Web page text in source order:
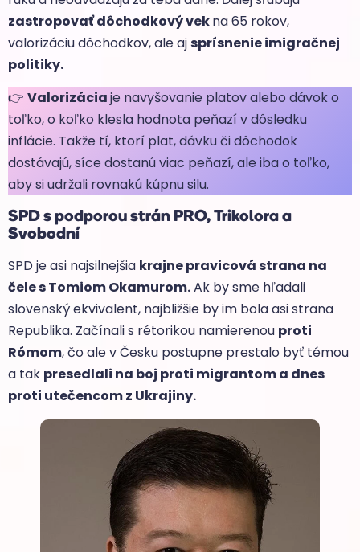
zastropovať dôchodkový vekna 65 rokov,
valorizáciu dôchodkov, ale ajsprísnenie imigračnej
politiky.
👉 Valorizáciaje navyšovanie platov alebo dávok o
toľko, o koľko klesla hodnota peňazí v dôsledku
inflácie. Takže tí, ktorí plat, dávku či dôchodok
dostávajú, síce dostanú viac peňazí, ale iba o toľko,
aby si udržali rovnakú kúpnu silu.
SPD s podporou strán PRO, Trikolora a
Svobodní
SPD je asi najsilnejšia krajne pravicová strana na
čele s Tomiom Okamurom.Ak by sme hľadali
slovenský ekvivalent, najbližšie by im bola asi strana
Republika. Začínali s rétorikou namierenou proti
Rómom, čo ale v Česku postupne prestalo byť témou
a tak presedlali na boj proti migrantom a dnes
proti utečencom z Ukrajiny.